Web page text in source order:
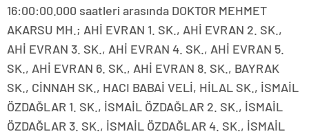
16:00:00.000 saatleri arasında DOKTOR MEHMET
AKARSU MH.; AHİ EVRAN 1. SK., AHİ EVRAN 2. SK.,
AHİ EVRAN 3. SK., AHİ EVRAN 4. SK., AHİ EVRAN 5.
SK., AHİ EVRAN 6. SK., AHİ EVRAN 8. SK., BAYRAK
SK., CİNNAH SK., HACI BABAİ VELİ, HİLAL SK., İSMAİL
ÖZDAĞLAR 1. SK., İSMAİL ÖZDAĞLAR 2. SK., İSMAİL
ÖZDAĞLAR 3. SK., İSMAİL ÖZDAĞLAR 4. SK., İSMAİL